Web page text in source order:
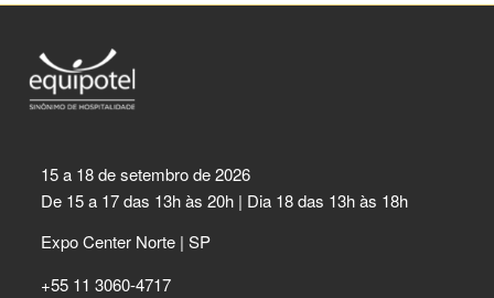
15 a 18 de setembro de 2026
De 15 a 17 das 13h às 20h | Dia 18 das 13h às 18h
Expo Center Norte | SP
+55 11 3060-4717